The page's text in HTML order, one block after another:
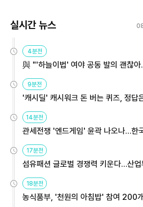
실시간 뉴스
4분전
與 "'하늘이법' 여야 공동 발의 괜찮
9분전
'캐시딜' 캐시워크 돈 버는 퀴즈, 정답
14분전
관세전쟁 '엔드게임' 윤곽 나오나…한
용해야
17분전
섬유패션 글로벌 경쟁력 키운다…산
원
18분전
농식품부, '천원의 아침밥' 참여 200